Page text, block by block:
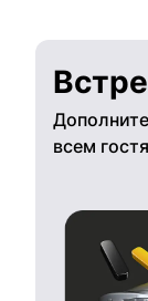
всем